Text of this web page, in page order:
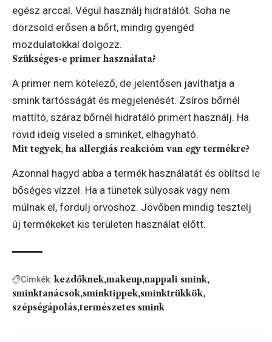
egész arccal. Végül használj hidratálót. Soha ne
dörzsöld erősen a bőrt, mindig gyengéd
mozdulatokkal dolgozz.
Szükséges-e primer használata?
A primer nem kötelező, de jelentősen javíthatja a
smink tartósságát és megjelenését. Zsíros bőrnél
mattító, száraz bőrnél hidratáló primert használj. Ha
rövid ideig viseled a sminket, elhagyható.
Mit tegyek, ha allergiás reakcióm van egy termékre?
Azonnal hagyd abba a termék használatát és öblítsd le
bőséges vízzel. Ha a tünetek súlyosak vagy nem
múlnak el, fordulj orvoshoz. Jövőben mindig tesztelj
új termékeket kis területen használat előtt.
Címkék: kezdőknek makeup nappali smink
sminktanácsok sminktippek sminktrükkök
szépségápolás természetes smink